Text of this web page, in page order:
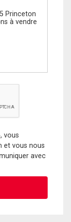
vous
et vous nous
avec